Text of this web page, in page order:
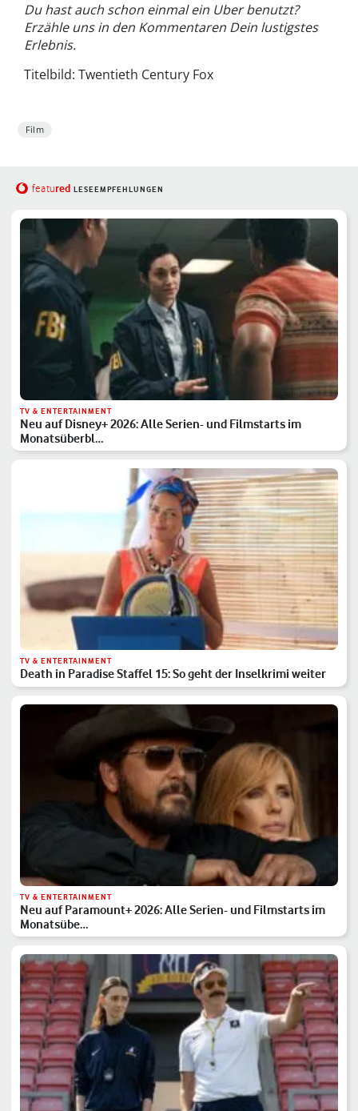
Du hast auch schon einmal ein Uber benutzt?
Erzähle uns in den Kommentaren Dein lustigstes
Erlebnis.
Titelbild: Twentieth Century Fox
Film
featured LESEEMPFEHLUNGEN
TV & ENTERTAINMENT
Neu auf Disney+ 2026: Alle Serien- und Filmstarts im
Monatsüberbl…
TV & ENTERTAINMENT
Death in Paradise Staffel 15: So geht der Inselkrimi weiter
TV & ENTERTAINMENT
Neu auf Paramount+ 2026: Alle Serien- und Filmstarts im
Monatsübe…